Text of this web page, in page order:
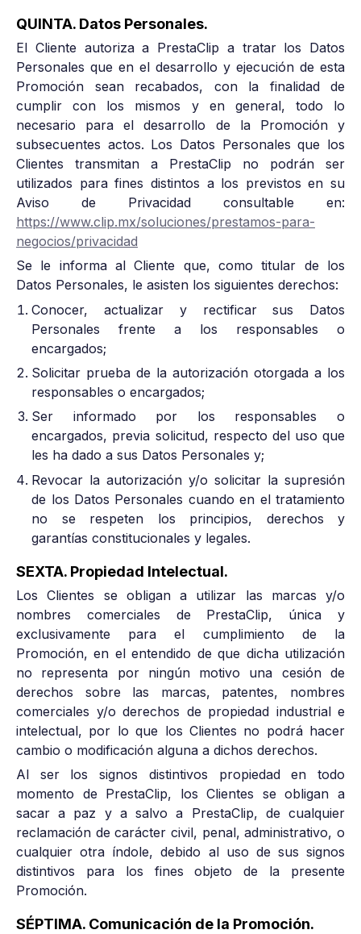
QUINTA. Datos Personales.
El Cliente autoriza a PrestaClip a tratar los Datos
Personales que en el desarrollo y ejecución de esta
Promoción sean recabados, con la finalidad de
cumplir con los mismos y en general, todo lo
necesario para el desarrollo de la Promoción y
subsecuentes actos. Los Datos Personales que los
Clientes transmitan a PrestaClip no podrán ser
utilizados para fines distintos a los previstos en su
Aviso de Privacidad consultable en:
https://www.clip.mx/soluciones/prestamos-para-
negocios/privacidad
Se le informa al Cliente que, como titular de los
Datos Personales, le asisten los siguientes derechos:
Conocer, actualizar y rectificar sus Datos
Personales frente a los responsables o
encargados;
Solicitar prueba de la autorización otorgada a los
responsables o encargados;
Ser informado por los responsables o
encargados, previa solicitud, respecto del uso que
les ha dado a sus Datos Personales y;
Revocar la autorización y/o solicitar la supresión
de los Datos Personales cuando en el tratamiento
no se respeten los principios, derechos y
garantías constitucionales y legales.
SEXTA. Propiedad Intelectual.
Los Clientes se obligan a utilizar las marcas y/o
nombres comerciales de PrestaClip, única y
exclusivamente para el cumplimiento de la
Promoción, en el entendido de que dicha utilización
no representa por ningún motivo una cesión de
derechos sobre las marcas, patentes, nombres
comerciales y/o derechos de propiedad industrial e
intelectual, por lo que los Clientes no podrá hacer
cambio o modificación alguna a dichos derechos.
Al ser los signos distintivos propiedad en todo
momento de PrestaClip, los Clientes se obligan a
sacar a paz y a salvo a PrestaClip, de cualquier
reclamación de carácter civil, penal, administrativo, o
cualquier otra índole, debido al uso de sus signos
distintivos para los fines objeto de la presente
Promoción.
SÉPTIMA. Comunicación de la Promoción.